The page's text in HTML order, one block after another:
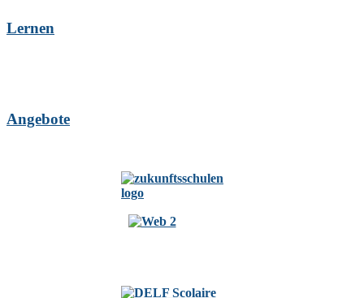
Lernen
Angebote